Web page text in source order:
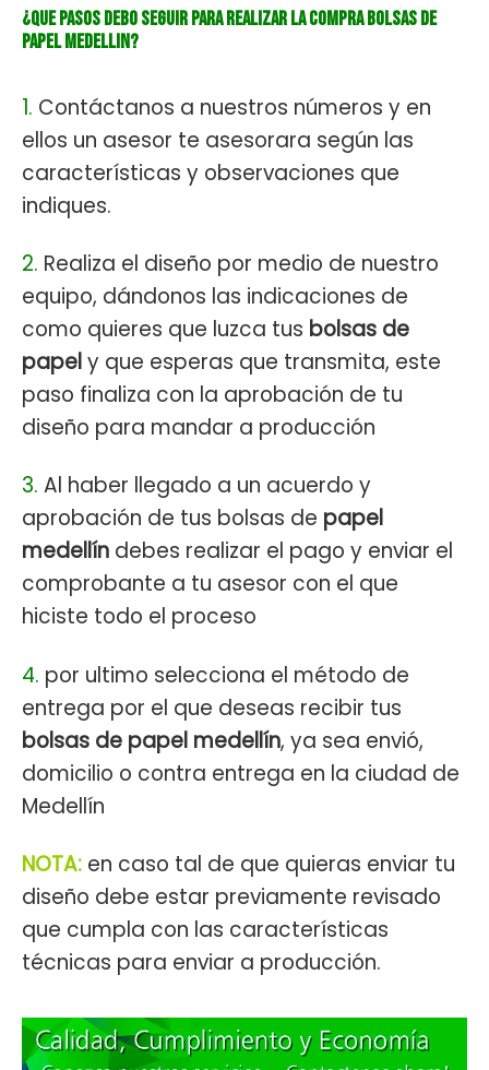
¿Que pasos debo seguir para realizar la compra bolsas de
papel Medellin?
1. Contáctanos a nuestros números y en
ellos un asesor te asesorara según las
características y observaciones que
indiques.
2. Realiza el diseño por medio de nuestro
equipo, dándonos las indicaciones de
como quieres que luzca tus bolsas de
papely que esperas que transmita, este
paso finaliza con la aprobación de tu
diseño para mandar a producción
3. Al haber llegado a un acuerdo y
aprobación de tus bolsas de papel
medellín debes realizar el pago y enviar el
comprobante a tu asesor con el que
hiciste todo el proceso
4. por ultimo selecciona el método de
entrega por el que deseas recibir tus
bolsas de papel medellín, ya sea envió,
domicilio o contra entrega en la ciudad de
Medellín
NOTA: en caso tal de que quieras enviar tu
diseño debe estar previamente revisado
que cumpla con las características
técnicas para enviar a producción.